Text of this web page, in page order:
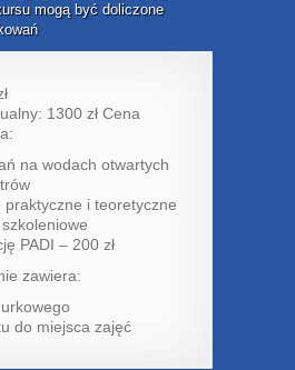
mogą być doliczone
1300 zł Cena
na wodach otwartych
praktyczne i teoretyczne
szkoleniowe
PADI – 200 zł
zawiera:
do miejsca zajęć